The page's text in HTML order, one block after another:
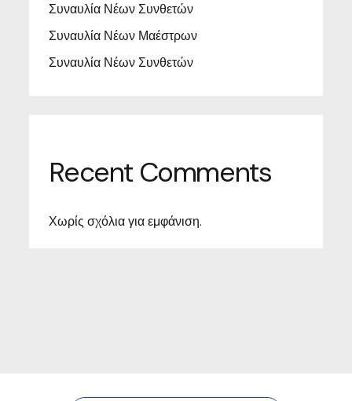
Συναυλία Νέων Συνθετών
Συναυλία Νέων Μαέστρων
Συναυλία Νέων Συνθετών
Recent Comments
Χωρίς σχόλια για εμφάνιση.